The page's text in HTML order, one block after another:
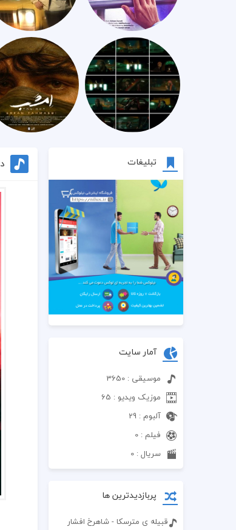
تبلیغات
آمار سایت
موسیقی : 3650
موزیک ویدیو : 65
آلبوم : 29
فیلم : 0
سریال : 0
پربازدیدترین ها
قبیله ی مترسکا - شاهرخ افشار